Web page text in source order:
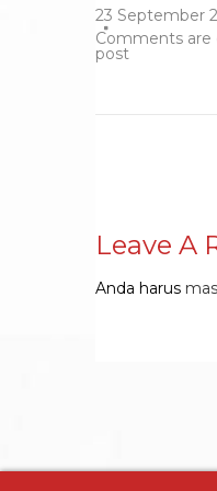
23 September
Comments are
post
Leave A
Anda harus